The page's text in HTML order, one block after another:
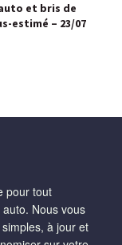
et bris de
estimé – 23/07
pour tout
Nous vous
à jour et